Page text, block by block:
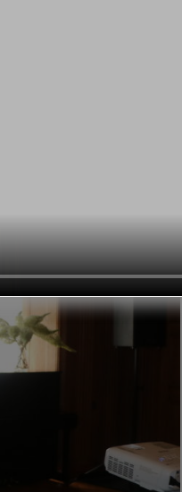
szkodliwości soli i
także zdrowe desery-
cukier. Na